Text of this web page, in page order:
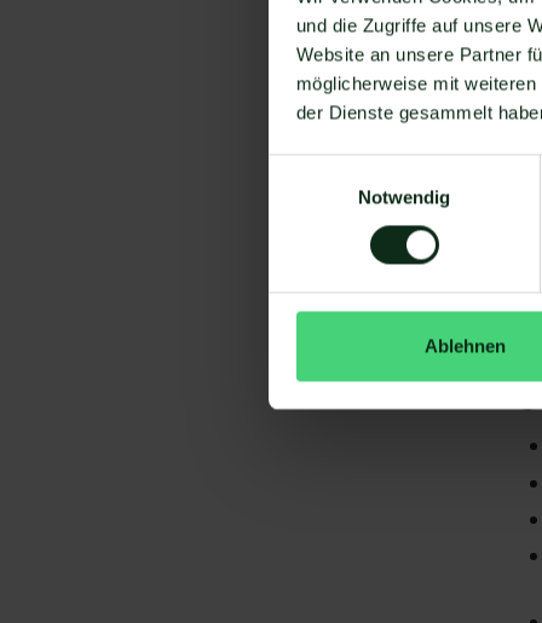
und die Zugriffe auf unsere
Website an unsere Partner
möglicherweise mit
der Dienste gesammelt
Notwendig
Ablehnen